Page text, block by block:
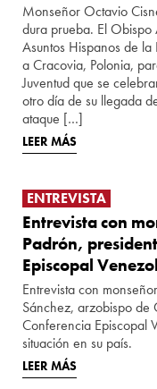
Monseñor Octavio
dura prueba. El
Asuntos Hispanos de
a Cracovia, Polonia,
Juventud que se
otro día de su llegada
ataque […]
LEER MÁS
ENTREVISTA
Entrevista con
Padrón,
Episcopal
Entrevista con
Sánchez, arzobispo de
Conferencia Episcopal
situación en su país.
LEER MÁS